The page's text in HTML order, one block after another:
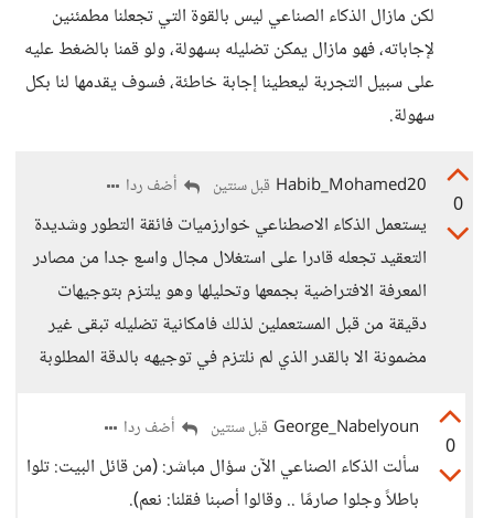
لكن مازال الذكاء الصناعي ليس بالقوة التي تجعلنا مطمئنين
لإجاباته، فهو مازال يمكن تضليله بسهولة، ولو قمنا بالضغط عليه
على سبيل التجربة ليعطينا إجابة خاطئة، فسوف يقدمها لنا بكل
سهولة.
0
Habib_Mohamed20 قبل سنتين أضف ردا
يستعمل الذكاء الاصطناعي خوارزميات فائقة التطور وشديدة
التعقيد تجعله قادرا على استغلال مجال واسع جدا من مصادر
المعرفة الافتراضية بجمعها وتحليلها وهو يلتزم بتوجيهات
دقيقة من قبل المستعملين لذلك فامكانية تضليله تبقى غير
مضمونة الا بالقدر الذي لم نلتزم في توجيهه بالدقة المطلوبة
0
George_Nabelyoun قبل سنتين أضف ردا
سألت الذكاء الصناعي الآن سؤال مباشر: (من قائل البيت: تلوا
باطلاً وجلوا صارمًا .. وقالوا أصبنا فقلنا: نعم).